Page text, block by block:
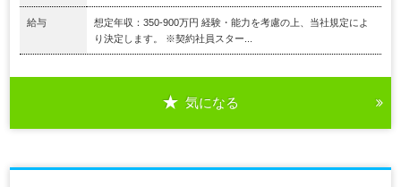
給与
想定年収：350-900万円 経験・能力を考慮の上、当社規定によ
り決定します。 ※契約社員スター...
気になる